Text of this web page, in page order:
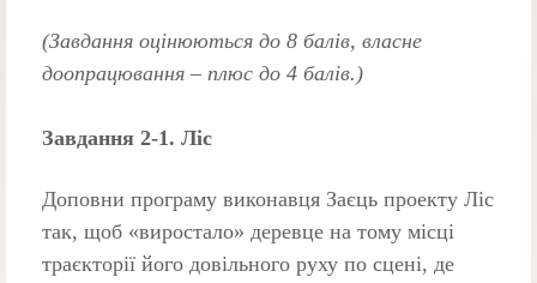
(Завдання оцінюються до 8 балів, власне
доопрацювання – плюс до 4 балів.)
Завдання 2-1. Ліс
Доповни програму виконавця Заєць проекту Ліс
так, щоб «виростало» дерев­це на тому місці
траєкторії його довільного руху по сцені, де